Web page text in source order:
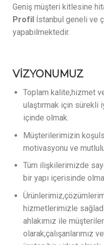
Geniş müşteri kitlesine
Profil İstanbul geneli ve
yapabilmektedir.
VİZYONUMUZ
Toplam kalite,hizmet
ulaştırmak için sürekli
içinde olmak.
Müşterilerimizin
motivasyonu ve
Tüm ilişkilerimizde
bir yapı içerisinde
hizmetlerimizle
ahlakımız ile
olarak;çalışanlarımız